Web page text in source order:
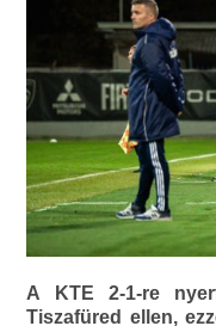
A KTE 2-1-re
Tiszafüred ellen,